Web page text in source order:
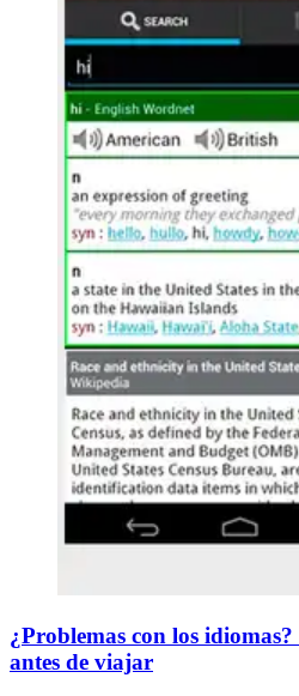
¿Problemas con los idiomas?
antes de viajar